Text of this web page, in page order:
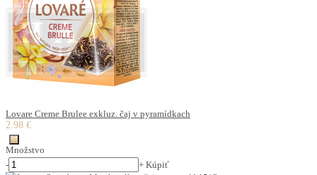
Lovare Creme Brulee exkluz. čaj v pyramídkach
2.98 €
Množstvo
-
+ Kúpiť